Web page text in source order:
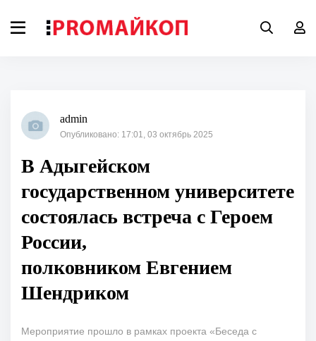
admin
Опубликовано: 17:01, 03 октябрь 2025
В Адыгейском
государственном университете
состоялась встреча с Героем
России,
полковником Евгением
Шендриком
Мероприятие прошло в рамках проекта «Беседа с